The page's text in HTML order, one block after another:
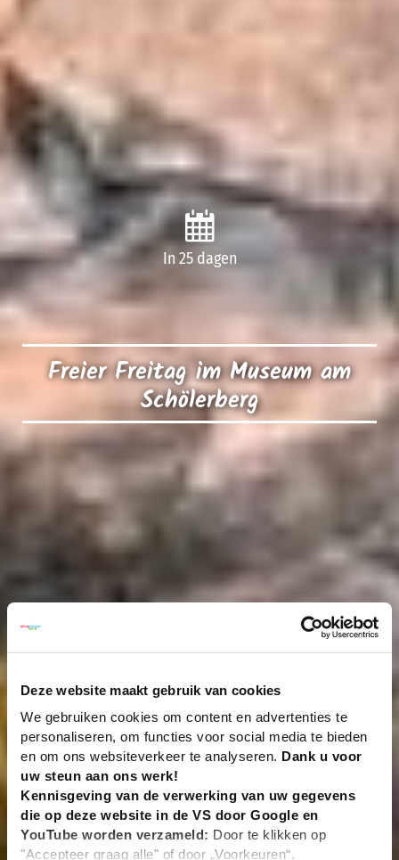
Deze website maakt gebruik van cookies
We gebruiken cookies om content en advertenties te
personaliseren, om functies voor social media te bieden
en om ons websiteverkeer te analyseren. Dank u voor
uw steun aan ons werk!
Kennisgeving van de verwerking van uw gegevens
die op deze website in de VS door Google en
YouTube worden verzameld: Door te klikken op
"Accepteer graag alle" of door „Voorkeuren“,
In 25 dagen
Freier Freitag im Museum am
Schölerberg